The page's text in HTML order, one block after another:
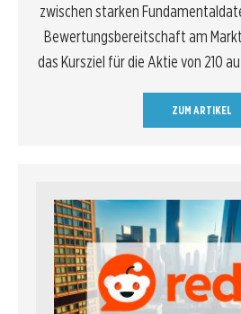
zwischen starken
Bewertungsbereitschaft am
das Kursziel für die Aktie von 210
ZUM ARTIKEL